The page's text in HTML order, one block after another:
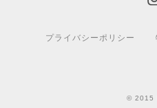
プライバシーポリシー
© 2015